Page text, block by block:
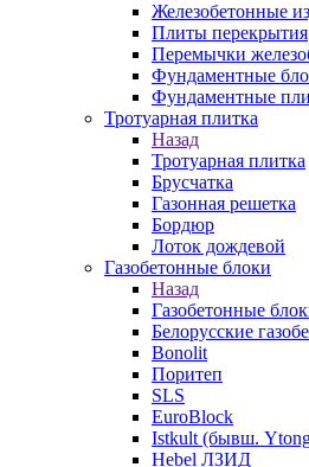
Железобетонные
Плиты перекрытия
Перемычки
Фундаментные
Фундаментные
Тротуарная плитка
Назад
Тротуарная плитка
Брусчатка
Газонная решетка
Бордюр
Лоток дождевой
Газобетонные блоки
Назад
Газобетонные
Белорусские
Bonolit
Поритеп
SLS
EuroBlock
Istkult (бывш.
Hebel ЛЗИД